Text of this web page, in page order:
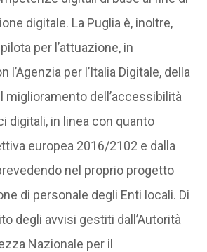
digitale. La Puglia è, inoltre,
per l’attuazione, in
l’Agenzia per l’Italia Digitale, della
miglioramento dell’accessibilità
digitali, in linea con quanto
europea 2016/2102 e dalla
nel proprio progetto
di personale degli Enti locali. Di
degli avvisi gestiti dall’Autorità
Nazionale per il